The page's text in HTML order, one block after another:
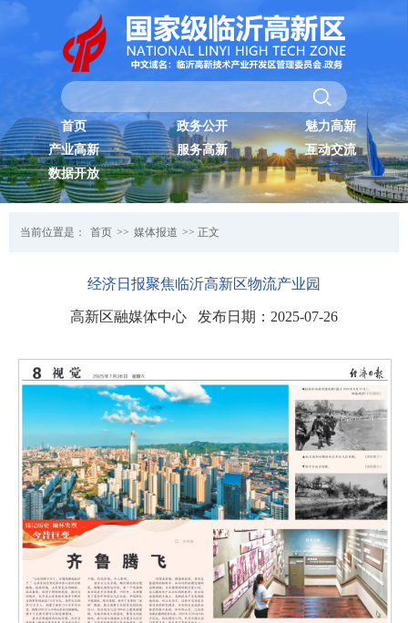
首页 政务公开
魅力高新
产业高新
服务高新
互动交流
数据开放
当前位置是： 首页 >> 媒体报道 >> 正文
经济日报聚焦临沂高新区物流产业园
高新区融媒体中心 发布日期：2025-07-26